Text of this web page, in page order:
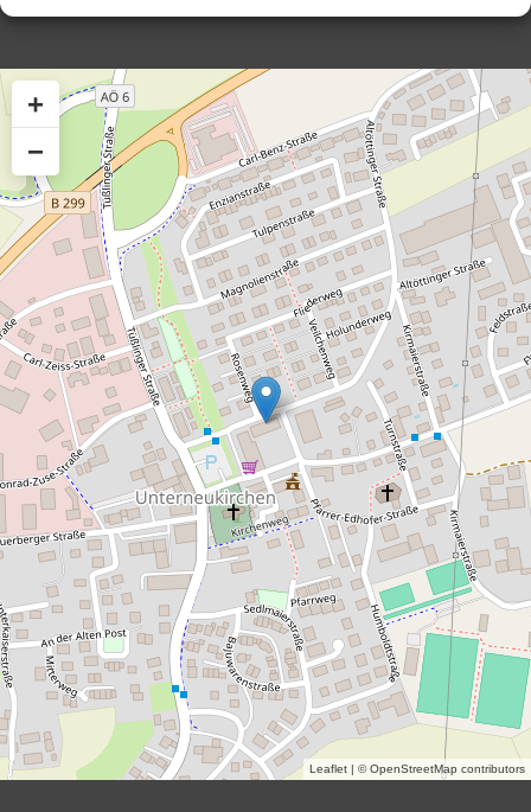
+
−
Leaflet | ©OpenStreetMap contributors